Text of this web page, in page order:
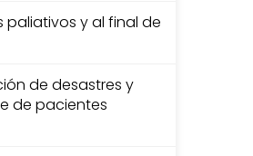
paliativos y al final de
de desastres y
de pacientes